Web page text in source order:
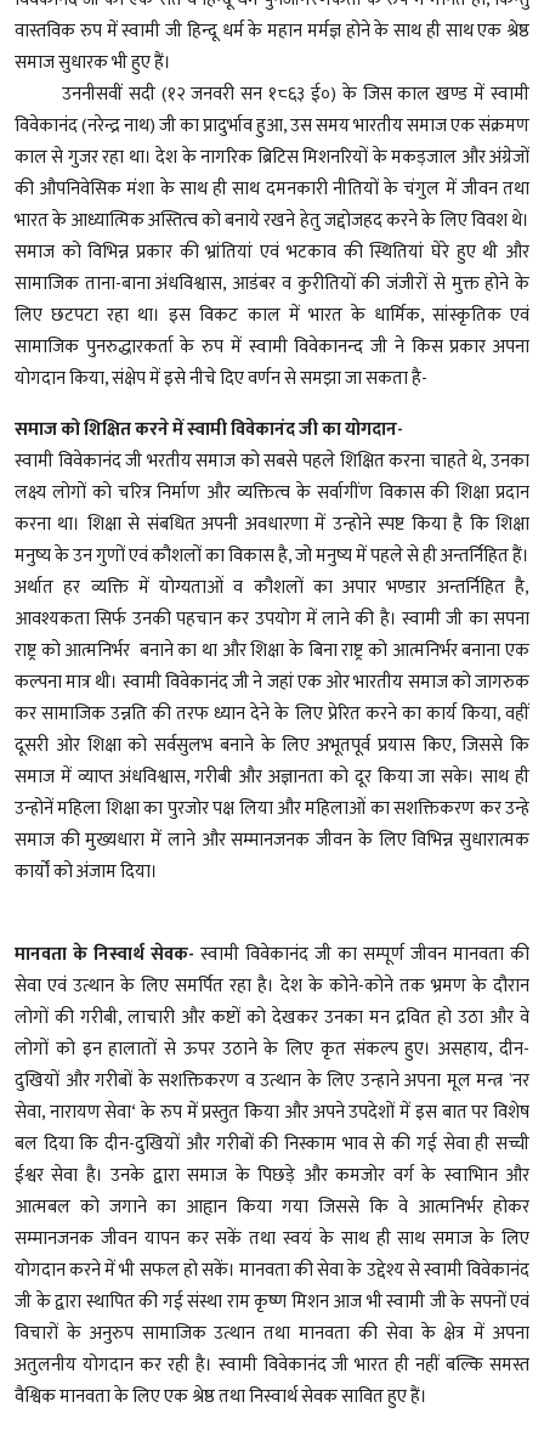
ग़ज़ल
वास्तविक रुप में स्वामी जी हिन्दू धर्म के महान मर्मज्ञ होने के साथ ही साथ एक श्रेष्ठ
समाज सुधारक भी हुए हैं।
उननीसवीं सदी (१२ जनवरी सन १८६३ ई०) के जिस काल खण्ड में स्वामी
विवेकानंद (नरेन्द्र नाथ) जी का प्रादुर्भाव हुआ, उस समय भारतीय समाज एक संक्रमण
काल से गुजर रहा था। देश के नागरिक ब्रिटिस मिशनरियों के मकड़जाल और अंग्रेजों
की औपनिवेसिक मंशा के साथ ही साथ दमनकारी नीतियों के चंगुल में जीवन तथा
भारत के आध्यात्मिक अस्तित्व को बनाये रखने हेतु जद्दोजहद करने के लिए विवश थे।
समाज को विभिन्न प्रकार की भ्रांतियां एवं भटकाव की स्थितियां घेरे हुए थी और
सामाजिक ताना-बाना अंधविश्वास, आडंबर व कुरीतियों की जंजीरों से मुक्त होने के
लिए छटपटा रहा था। इस विकट काल में भारत के धार्मिक, सांस्कृतिक एवं
सामाजिक पुनरुद्धारकर्ता के रुप में स्वामी विवेकानन्द जी ने किस प्रकार अपना
योगदान किया, संक्षेप में इसे नीचे दिए वर्णन से समझा जा सकता है-
समाज को शिक्षित करने में स्वामी विवेकानंद जी का योगदान-
स्वामी विवेकानंद जी भरतीय समाज को सबसे पहले शिक्षित करना चाहते थे, उनका
लक्ष्य लोगों को चरित्र निर्माण और व्यक्तित्व के सर्वागींण विकास की शिक्षा प्रदान
करना था। शिक्षा से संबधित अपनी अवधारणा में उन्होने स्पष्ट किया है कि शिक्षा
मनुष्य के उन गुणों एवं कौशलों का विकास है, जो मनुष्य में पहले से ही अन्तर्निहित हैं।
अर्थात हर व्यक्ति में योग्यताओं व कौशलों का अपार भण्डार अन्तर्निहित है,
आवश्यकता सिर्फ उनकी पहचान कर उपयोग में लाने की है। स्वामी जी का सपना
राष्ट्र को आत्मनिर्भर बनाने का था और शिक्षा के बिना राष्ट्र को आत्मनिर्भर बनाना एक
कल्पना मात्र थी। स्वामी विवेकानंद जी ने जहां एक ओर भारतीय समाज को जागरुक
कर सामाजिक उन्नति की तरफ ध्यान देने के लिए प्रेरित करने का कार्य किया, वहीं
दूसरी ओर शिक्षा को सर्वसुलभ बनाने के लिए अभूतपूर्व प्रयास किए, जिससे कि
समाज में व्याप्त अंधविश्वास, गरीबी और अज्ञानता को दूर किया जा सके। साथ ही
उन्होनें महिला शिक्षा का पुरजोर पक्ष लिया और महिलाओं का सशक्तिकरण कर उन्हे
समाज की मुख्यधारा में लाने और सम्मानजनक जीवन के लिए विभिन्न सुधारात्मक
कार्यों को अंजाम दिया।
मानवता के निस्वार्थ सेवक- स्वामी विवेकानंद जी का सम्पूर्ण जीवन मानवता की
सेवा एवं उत्थान के लिए समर्पित रहा है। देश के कोने-कोने तक भ्रमण के दौरान
लोगों की गरीबी, लाचारी और कष्टों को देखकर उनका मन द्रवित हो उठा और वे
लोगों को इन हालातों से ऊपर उठाने के लिए कृत संकल्प हुए। असहाय, दीन-
दुखियों और गरीबों के सशक्तिकरण व उत्थान के लिए उन्हाने अपना मूल मन्त्र `नर
सेवा, नारायण सेवा‘ के रुप में प्रस्तुत किया और अपने उपदेशों में इस बात पर विशेष
बल दिया कि दीन-दुखियों और गरीबों की निस्काम भाव से की गई सेवा ही सच्ची
ईश्वर सेवा है। उनके द्वारा समाज के पिछड़े और कमजोर वर्ग के स्वाभिान और
आत्मबल को जगाने का आहृान किया गया जिससे कि वे आत्मनिर्भर होकर
सम्मानजनक जीवन यापन कर सकें तथा स्वयं के साथ ही साथ समाज के लिए
योगदान करने में भी सफल हो सकें। मानवता की सेवा के उद्देश्य से स्वामी विवेकानंद
जी के द्वारा स्थापित की गई संस्था राम कृष्ण मिशन आज भी स्वामी जी के सपनों एवं
विचारों के अनुरुप सामाजिक उत्थान तथा मानवता की सेवा के क्षेत्र में अपना
अतुलनीय योगदान कर रही है। स्वामी विवेकानंद जी भारत ही नहीं बल्कि समस्त
वैश्विक मानवता के लिए एक श्रेष्ठ तथा निस्वार्थ सेवक सावित हुए हैं।